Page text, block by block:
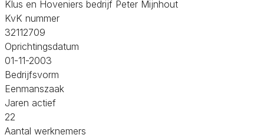
Klus en Hoveniers bedrijf Peter Mijnhout
KvK nummer
32112709
Oprichtingsdatum
01-11-2003
Bedrijfsvorm
Eenmanszaak
Jaren actief
22
Aantal werknemers